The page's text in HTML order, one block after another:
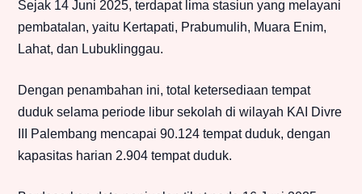
Sejak 14 Juni 2025, terdapat lima stasiun yang melayani
pembatalan, yaitu Kertapati, Prabumulih, Muara Enim,
Lahat, dan Lubuklinggau.
Dengan penambahan ini, total ketersediaan tempat
duduk selama periode libur sekolah di wilayah KAI Divre
III Palembang mencapai 90.124 tempat duduk, dengan
kapasitas harian 2.904 tempat duduk.